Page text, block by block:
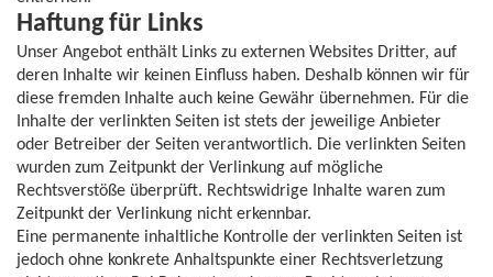
Haftung für Links
Unser Angebot enthält Links zu externen Websites Dritter, auf
deren Inhalte wir keinen Einfluss haben. Deshalb können wir für
diese fremden Inhalte auch keine Gewähr übernehmen. Für die
Inhalte der verlinkten Seiten ist stets der jeweilige Anbieter
oder Betreiber der Seiten verantwortlich. Die verlinkten Seiten
wurden zum Zeitpunkt der Verlinkung auf mögliche
Rechtsverstöße überprüft. Rechtswidrige Inhalte waren zum
Zeitpunkt der Verlinkung nicht erkennbar.
Eine permanente inhaltliche Kontrolle der verlinkten Seiten ist
jedoch ohne konkrete Anhaltspunkte einer Rechtsverletzung